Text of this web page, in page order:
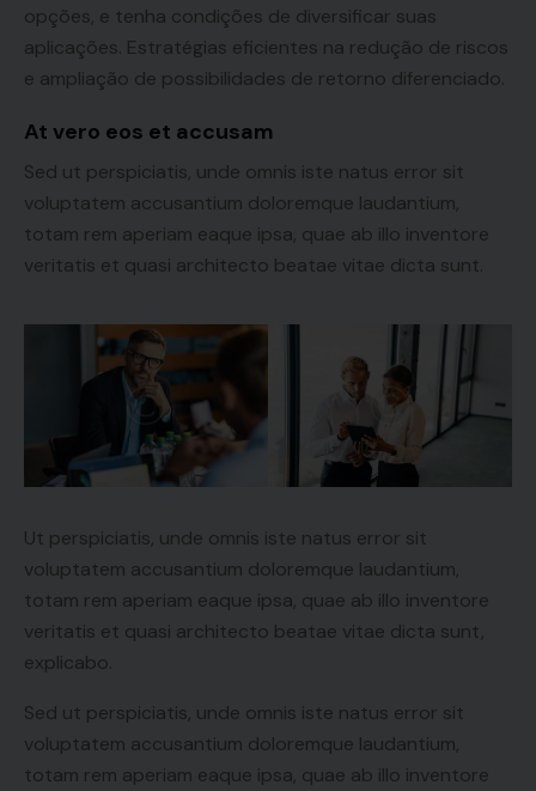
opções, e tenha condições de diversificar suas
aplicações. Estratégias eficientes na redução de riscos
e ampliação de possibilidades de retorno diferenciado.
At vero eos et accusam
Sed ut perspiciatis, unde omnis iste natus error sit
voluptatem accusantium doloremque laudantium,
totam rem aperiam eaque ipsa, quae ab illo inventore
veritatis et quasi architecto beatae vitae dicta sunt.
Ut perspiciatis, unde omnis iste natus error sit
voluptatem accusantium doloremque laudantium,
totam rem aperiam eaque ipsa, quae ab illo inventore
veritatis et quasi architecto beatae vitae dicta sunt,
explicabo.
Sed ut perspiciatis, unde omnis iste natus error sit
voluptatem accusantium doloremque laudantium,
totam rem aperiam eaque ipsa, quae ab illo inventore